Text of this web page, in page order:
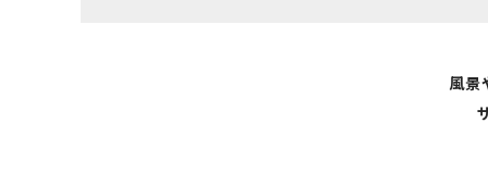
風景